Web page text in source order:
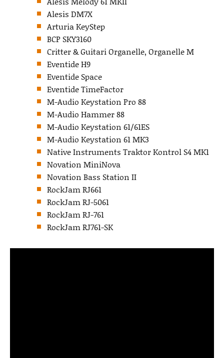
Alesis DM7X
Arturia KeyStep
BCP SKY3160
Critter & Guitari Organelle, Organelle M
Eventide H9
Eventide Space
Eventide TimeFactor
M-Audio Keystation Pro 88
M-Audio Hammer 88
M-Audio Keystation 61/61ES
M-Audio Keystation 61 MK3
Native Instruments Traktor Kontrol S4 MK1
Novation MiniNova
Novation Bass Station II
RockJam RJ661
RockJam RJ-5061
RockJam RJ-761
RockJam RJ761-SK